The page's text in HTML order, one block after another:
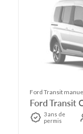
Ford Transit
Ford Transit
3 ans de
permis